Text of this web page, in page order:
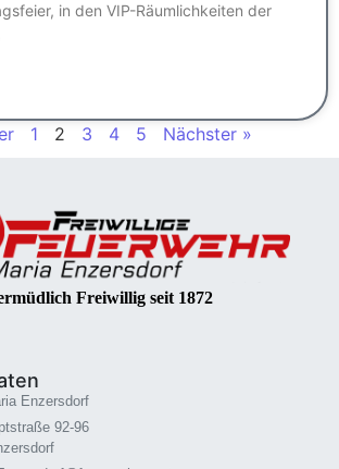
in den VIP-Räumlichkeiten der
1 2 3 4 5 Nächster »
Freiwillig seit 1872
Enzersdorf
92-96